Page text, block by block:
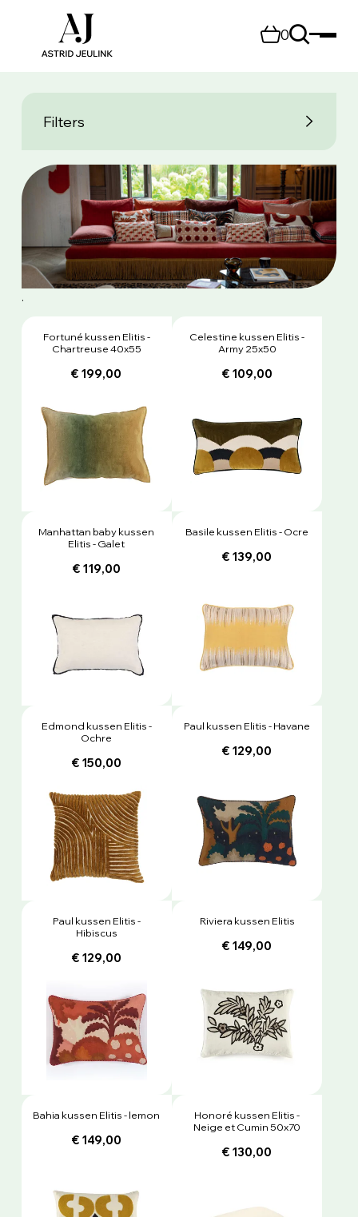
0
Filters
.
Fortuné kussen Elitis -
Chartreuse 40x55
€ 199,00
Celestine kussen Elitis -
Army 25x50
€ 109,00
Manhattan baby kussen
Elitis - Galet
€ 119,00
Basile kussen Elitis - Ocre
€ 139,00
Edmond kussen Elitis -
Ochre
€ 150,00
Paul kussen Elitis - Havane
€ 129,00
Paul kussen Elitis -
Hibiscus
€ 129,00
Riviera kussen Elitis
€ 149,00
Bahia kussen Elitis - lemon
€ 149,00
Honoré kussen Elitis -
Neige et Cumin 50x70
€ 130,00